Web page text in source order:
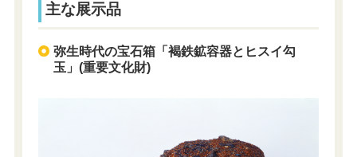
主な展示品
弥生時代の宝石箱「褐鉄鉱容器とヒスイ勾
玉」(重要文化財)